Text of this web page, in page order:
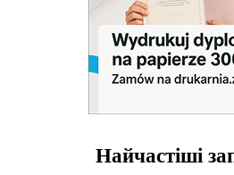
Найчастіші